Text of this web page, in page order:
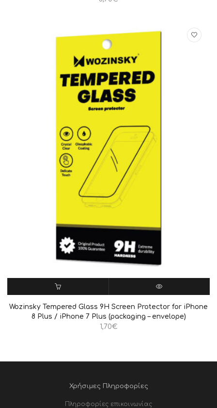
ΠΡΟΣΘΉΚΗ ΣΤΟ ΚΑΛΆΘΙ QUICK VIEW
Wozinsky Tempered Glass 9H Screen Protector for iPhone
8 Plus / iPhone 7 Plus (packaging – envelope)
1,70€
Χρήσιμες Πληροφορίες
Πληροφορίες επικοινωνίας